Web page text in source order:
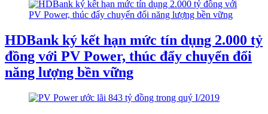
HDBank ký kết hạn mức tín dụng 2.000 tỷ
đồng với PV Power, thúc đẩy chuyển đổi
năng lượng bền vững